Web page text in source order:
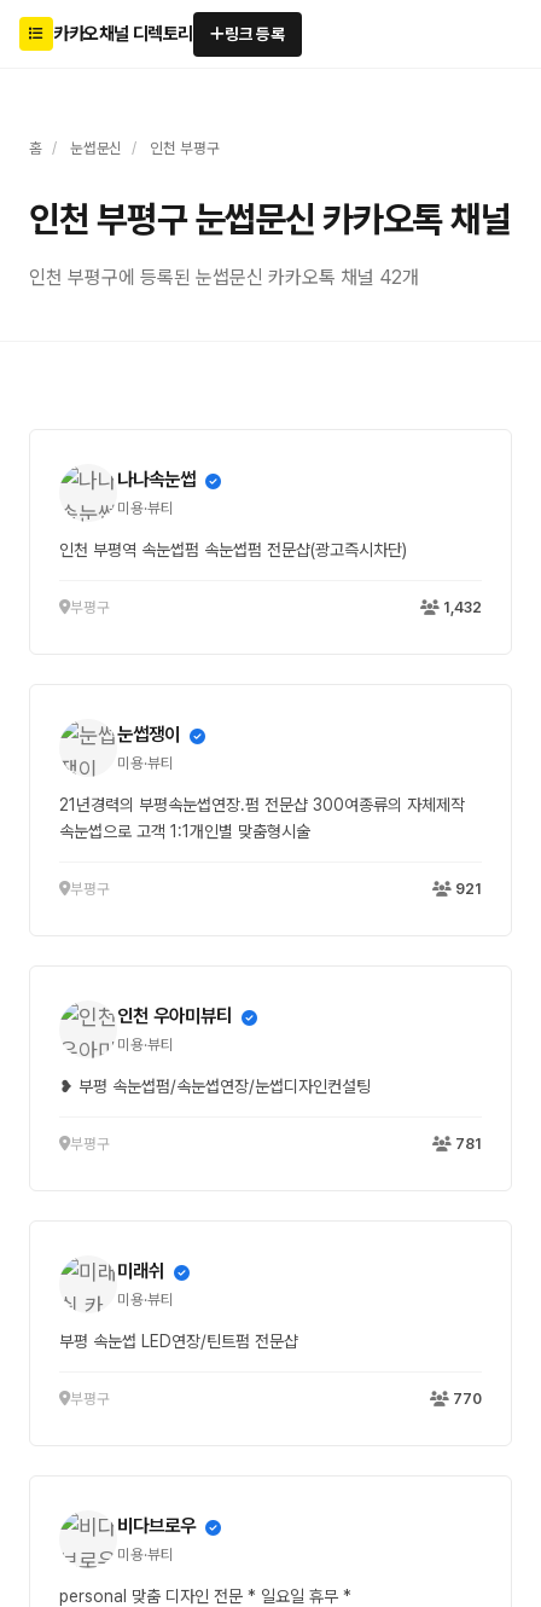
카카오채널 디렉토리 링크 등록
홈 / 눈썹문신 / 인천 부평구
인천 부평구 눈썹문신 카카오톡 채널
인천 부평구에 등록된 눈썹문신 카카오톡 채널 42개
나나속눈썹
미용·뷰티
인천 부평역 속눈썹펌 속눈썹펌 전문샵(광고즉시차단)
부평구 1,432
눈썹쟁이
미용·뷰티
21년경력의 부평속눈썹연장.펌 전문샵 300여종류의 자체제작
속눈썹으로 고객 1:1개인별 맞춤형시술
부평구 921
인천 우아미뷰티
미용·뷰티
❥ 부평 속눈썹펌/속눈썹연장/눈썹디자인컨설팅
부평구 781
미래쉬
미용·뷰티
부평 속눈썹 LED연장/틴트펌 전문샵
부평구 770
비다브로우
미용·뷰티
personal 맞춤 디자인 전문 * 일요일 휴무 *